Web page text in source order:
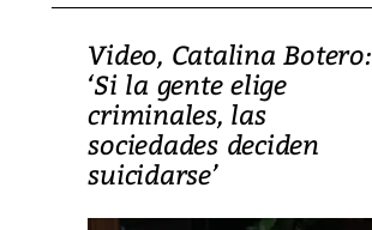
Video, Catalina Botero:
‘Si la gente elige
criminales, las
sociedades deciden
suicidarse’